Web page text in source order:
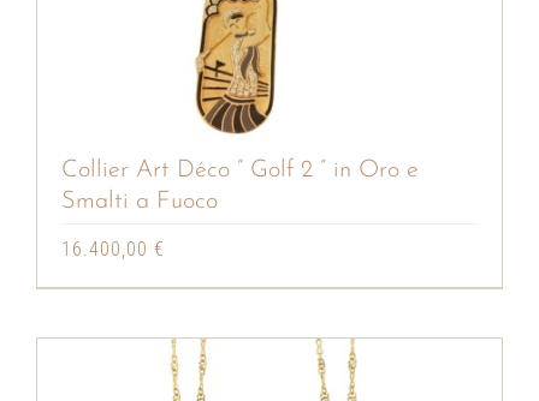
Collier Art Déco ” Golf 2 ” in Oro e
Smalti a Fuoco
16.400,00 €